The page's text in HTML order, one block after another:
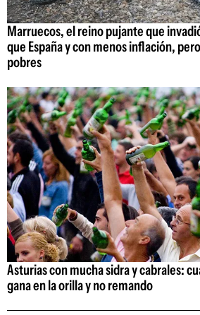
Marruecos, el reino pujante que
que España y con menos inflación,
pobres
Asturias con mucha sidra y cabrales:
gana en la orilla y no remando